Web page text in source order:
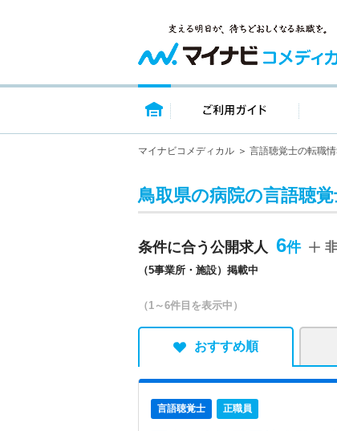
トップページ ご利用
マイナビコメディカル 言語聴覚士の転職
鳥取県の病院の言語聴
条件に合う公開求人 6
（5事業所・施設）掲載中
（1～6件目を表示中）
おすすめ順
言語聴覚士 正職員